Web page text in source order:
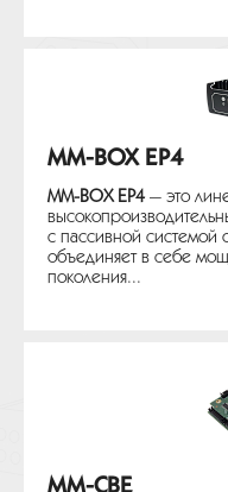
MM-BOX EP4
MM-BOX EP4 — это
с пассивной системой
объединяет в себе
поколения...
MM-CBE